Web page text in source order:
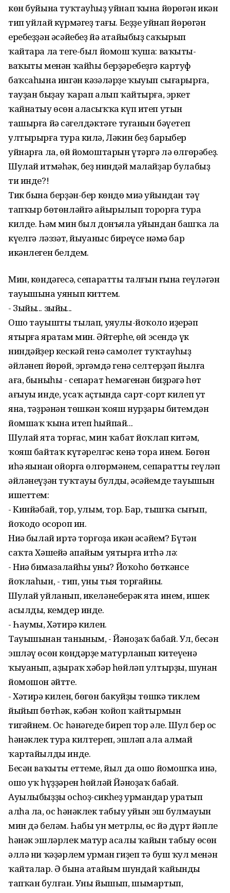
көн буйына туҡтауһыҙ уйнап ҡына йөрөгән икән
тип уйлай күрмәгеҙ тағы. Беҙҙе уйнап йөрөгән
еребеҙҙән әсәйебеҙ йә атайыбыҙ саҡырып
ҡайтара ла теге-был йомош ҡуша: ваҡыты-
ваҡыты менән ҡайһы берҙәребеҙгә картуф
баҡсаһына ингән кәзәләрҙе ҡыуып сығарырға,
тауҙан быҙау ҡарап алып ҡайтырға, эркет
ҡайнатыу өсөн аласыҡҡа күп итеп утын
ташырға йә сәңгелдәктәге туғанын бәүетеп
ултырырға тура килә, Ләкин беҙ барыбер
уйнарға ла, өй йомоштарын үтәргә лә өлгөрәбеҙ.
Шулай итмәһәк, беҙ ниндәй малайҙар булабыҙ
ти инде?!
Тик бына берҙән-бер көндө миңә уйындан тәү
тапҡыр бөтөнләйгә айырылып торорға тура
килде. Һәм мин был донъяла уйындан башҡа ла
күңелгә ләззәт, йыуаныс биреүсе нәмә бар
икәнлеген белдем.
Мин, көндәгесә, сепараттың талғын ғына геүләгән
тауышына уянып киттем.
- Зыйыңңң... зыйыңңңң...
Ошо тауышты тыңлап, уяулы-йоҡоло иҙерәп
ятырға яратам мин. Әйтерһең, өй эсендә үк
ниндәйҙер кескәй генә самолет туҡтауһыҙ
әйләнеп йөрөй, эргәмдә генә селтерҙәп йылға
аға, быныһы - сепарат һемәгенән биҙрәгә һөт
ағыуы инде, усаҡ аҫтында сарт-сорт килеп ут
яна, тәҙрәнән төшкән ҡояш нурҙары битемдән
йомшаҡ ҡына итеп һыйпай...
Шулай ята торғас, мин ҡабат йоҡлап китәм,
ҡояш байтаҡ күтәрелгәс кенә тора инем. Бөгөн
иһә яңынан ойорға өлгөрмәнем, сепараттың геүләп
әйләнеүҙән туҡтауы булды, әсәйемдең тауышын
ишеттем:
- Кинйәбай, тор, улым, тор. Бар, тышҡа сығып,
йоҡоңдо осороп ин.
Ниңә былай иртә торғоҙа икән әсәйем? Бүтән
саҡта Хәшейә апайым уятырға итһә лә:
- Ниңә бимазалайһың уны? Йоҡоһо бөткәнсе
йоҡлаһын, - тип, уны тыя торғайны.
Шулай уйланып, икеләнеберәк ята инем, ишек
асылды, кемдер инде.
- Һаумы, Хәтирә килен.
Тауышынан таныным, - Йәноҙаҡ бабай. Ул, бесән
эшләү өсөн көндәрҙең матурланып китеүенә
ҡыуанып, аҙыраҡ хәбәр һөйләп ултырҙы, шунан
йомошон әйтте.
- Хәтирә килен, бөгөн бакуйҙы төшкә тиклем
йыйып бөтһәк, кәбән ҡойоп ҡайтырмын
тигәйнем. Ос һәнәгеңде биреп тор әле. Шул бер ос
һәнәклек тура килтереп, эшләп ала алмай
ҡартайылды инде.
Бесән ваҡыты еттеме, йыл да ошо йомошҡа инә,
ошо уҡ һүҙҙәрен һөйләй Йәноҙаҡ бабай.
Ауылыбыҙҙы осһоҙ-сикһеҙ урмандар уратып
алһа ла, ос һәнәклек табыу уйын эш булмауын
мин дә беләм. Һабы ун метрлы, өс йә дүрт йәпле
һәнәк эшләрлек матур асалы ҡайын табыу өсөн
әллә ни ҡәҙәрлем урман гиҙеп тә буш ҡул менән
ҡайталар. Ә бына атайым шундай ҡайынды
тапҡан булған. Уны йышып, шымартып,